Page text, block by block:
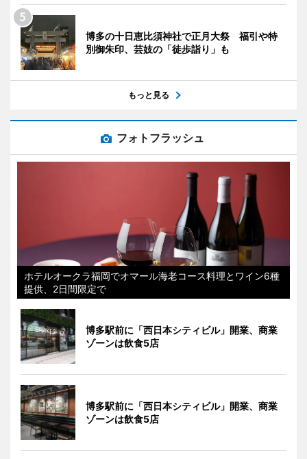
博多の十日恵比須神社で正月大祭 福引や特
別御朱印、芸妓の「徒歩詣り」も
もっと見る
フォトフラッシュ
ホテルオークラ福岡でオマール海老コース料理とワイン6種
提供、2日間限定で
博多駅前に「西日本シティビル」開業、商業
ゾーンは飲食5店
博多駅前に「西日本シティビル」開業、商業
ゾーンは飲食5店